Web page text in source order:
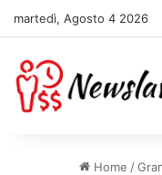
martedì, Agosto 4 2026
Home /